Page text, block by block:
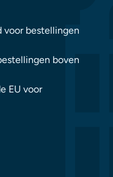
voor bestellingen
boven
EU voor